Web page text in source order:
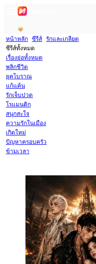
หน้าหลัก ซีรีส์ รักและเกลียด
ซีรีส์ทั้งหมด
เรื่องย่อทั้งหมด
พลิกชีวิต
ยุคโบราณ
แก้แค้น
รักเจ็บปวด
โรแมนติก
สนุกสะใจ
ความรักในเมือง
เกิดใหม่
ปัญหาครอบครัว
ข้ามเวลา